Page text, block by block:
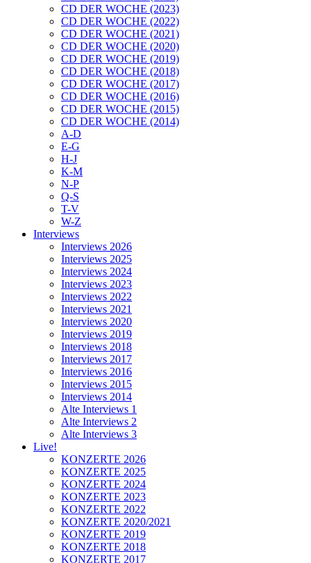
CD DER WOCHE (2023)
CD DER WOCHE (2022)
CD DER WOCHE (2021)
CD DER WOCHE (2020)
CD DER WOCHE (2019)
CD DER WOCHE (2018)
CD DER WOCHE (2017)
CD DER WOCHE (2016)
CD DER WOCHE (2015)
CD DER WOCHE (2014)
A-D
E-G
H-J
K-M
N-P
Q-S
T-V
W-Z
Interviews
Interviews 2026
Interviews 2025
Interviews 2024
Interviews 2023
Interviews 2022
Interviews 2021
Interviews 2020
Interviews 2019
Interviews 2018
Interviews 2017
Interviews 2016
Interviews 2015
Interviews 2014
Alte Interviews 1
Alte Interviews 2
Alte Interviews 3
Live!
KONZERTE 2026
KONZERTE 2025
KONZERTE 2024
KONZERTE 2023
KONZERTE 2022
KONZERTE 2020/2021
KONZERTE 2019
KONZERTE 2018
KONZERTE 2017